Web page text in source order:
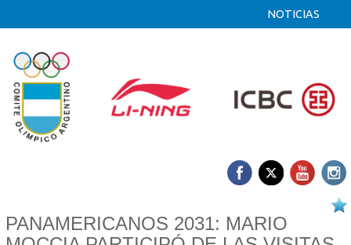
NOTICIAS
PANAMERICANOS 2031: MARIO